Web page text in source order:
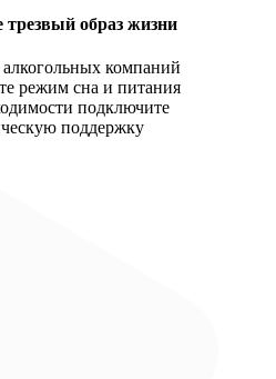
образ жизни
алкогольных компаний
режим сна и питания
подключите
поддержку